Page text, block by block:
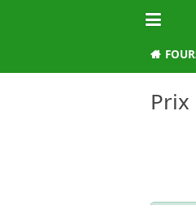
Prix